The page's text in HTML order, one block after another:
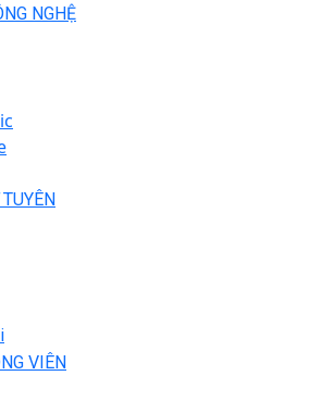
NGHỆ
VIÊN